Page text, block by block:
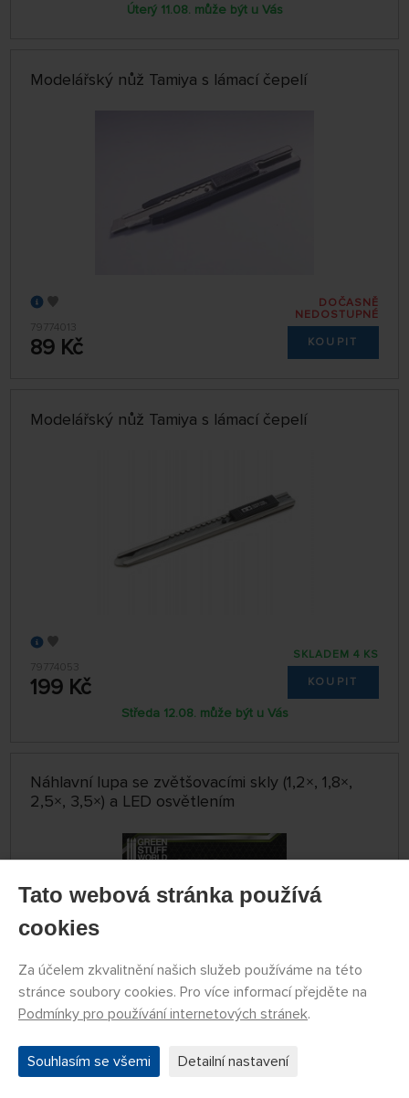
Úterý 11.08. může být u Vás
Modelářský nůž Tamiya s lámací čepelí
79774013
89 Kč
DOČASNĚ
NEDOSTUPNÉ
KOUPIT
Modelářský nůž Tamiya s lámací čepelí
79774053
199 Kč
SKLADEM 4 KS
KOUPIT
Středa 12.08. může být u Vás
Náhlavní lupa se zvětšovacími skly (1,2×, 1,8×,
2,5×, 3,5×) a LED osvětlením
GSW8436574507447ES
670 Kč
Tato webová stránka používá
cookies
Za účelem zkvalitnění našich služeb používáme na této
stránce soubory cookies. Pro více informací přejděte na
Podmínky pro používání internetových stránek.
Souhlasím se všemi Detailní nastavení